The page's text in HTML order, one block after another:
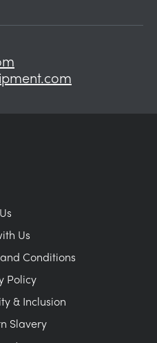
Us
Conditions
Policy
& Inclusion
Slavery